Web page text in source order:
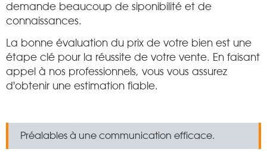
demande beaucoup de siponibilité et de
connaissances.
La bonne évaluation du prix de votre bien est une
étape clé pour la réussite de votre vente. En faisant
appel à nos professionnels, vous vous assurez
d'obtenir une estimation fiable.
Préalables à une communication efficace.